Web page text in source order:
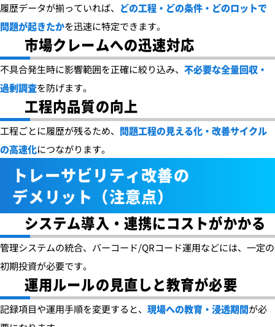
履歴データが揃っていれば、 どの工程・どの条件・どのロットで
問題が起きたかを迅速に特定できます。
市場クレームへの迅速対応
不具合発生時に影響範囲を正確に絞り込み、 不必要な全量回収・
過剰調査を防げます。
工程内品質の向上
工程ごとに履歴が残るため、 問題工程の見える化・改善サイクル
の高速化につながります。
トレーサビリティ改善の
デメリット（注意点）
システム導入・連携にコストがかかる
管理システムの統合、バーコード/QRコード運用などには、一定の
初期投資が必要です。
運用ルールの見直しと教育が必要
記録項目や運用手順を変更すると、 現場への教育・浸透期間が必